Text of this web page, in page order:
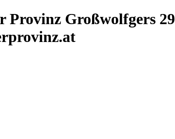
Provinz Großwolfgers 29